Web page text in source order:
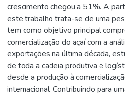
crescimento chegou a 51%. A
este trabalho trata-se de uma
tem como objetivo principal
comercialização do açaí com a
exportações na última década,
de toda a cadeia produtiva e
desde a produção à
internacional. Contribuindo para